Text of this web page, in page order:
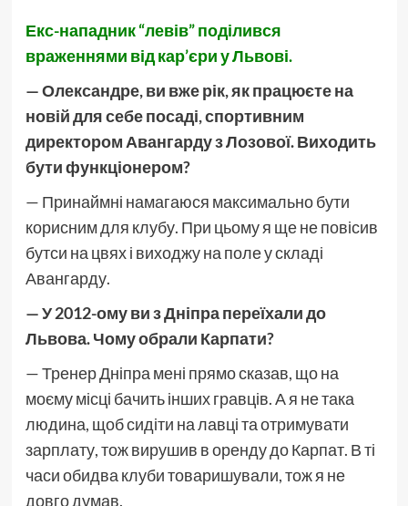
Екс-нападник “левів” поділився
враженнями від кар’єри у Львові.
— Олександре, ви вже рік, як працюєте на
новій для себе посаді, спортивним
директором Авангарду з Лозової. Виходить
бути функціонером?
— Принаймні намагаюся максимально бути
корисним для клубу. При цьому я ще не повісив
бутси на цвях і виходжу на поле у складі
Авангарду.
— У 2012-ому ви з Дніпра переїхали до
Львова. Чому обрали Карпати?
— Тренер Дніпра мені прямо сказав, що на
моєму місці бачить інших гравців. А я не така
людина, щоб сидіти на лавці та отримувати
зарплату, тож вирушив в оренду до Карпат. В ті
часи обидва клуби товаришували, тож я не
довго думав.